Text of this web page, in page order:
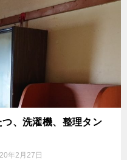
つ、洗濯機、整理タン
年2月27日